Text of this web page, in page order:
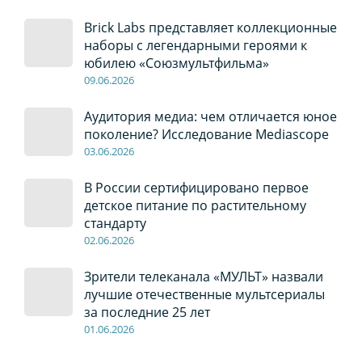
Brick Labs представляет коллекционные
наборы с легендарными героями к
юбилею «Союзмультфильма»
09.06.2026
Аудитория медиа: чем отличается юное
поколение? Исследование Mediascope
03.06.2026
В России сертифицировано первое
детское питание по растительному
стандарту
02.06.2026
Зрители телеканала «МУЛЬТ» назвали
лучшие отечественные мультсериалы
за последние 25 лет
01.06.2026